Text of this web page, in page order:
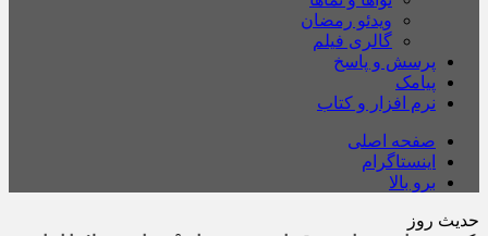
ویدئو رمضان
گالری فیلم
پرسش و پاسخ
پیامک
نرم افزار و کتاب
صفحه اصلی
اینستاگرام
برو بالا
حدیث روز